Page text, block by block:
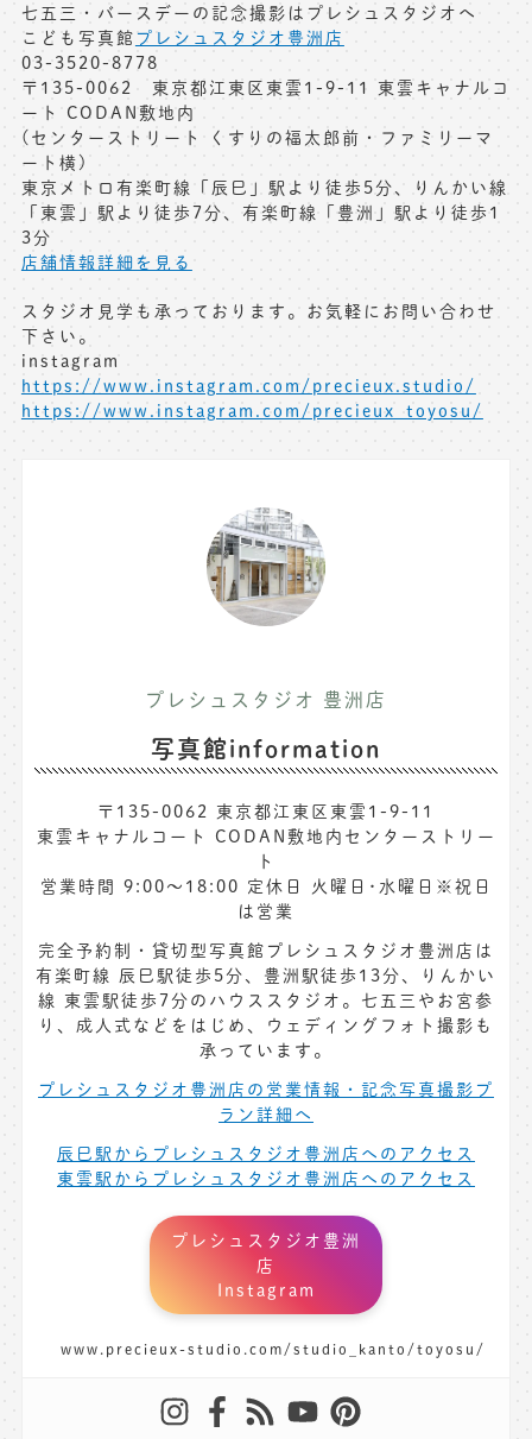
七五三・バースデーの記念撮影はプレシュスタジオへ
こども写真館 プレシュスタジオ豊洲店
03-3520-8778
〒135-0062 東京都江東区東雲1-9-11 東雲キャナルコ
ート CODAN敷地内
(センターストリート くすりの福太郎前・ファミリーマ
ート横)
東京メトロ有楽町線「辰巳」駅より徒歩5分、りんかい線
「東雲」駅より徒歩7分、有楽町線「豊洲」駅より徒歩1
3分
店舗情報詳細を見る
スタジオ見学も承っております。お気軽にお問い合わせ
下さい。
instagram
https://www.instagram.com/precieux.studio/
https://www.instagram.com/precieux_toyosu/
プレシュスタジオ 豊洲店
写真館information
〒135-0062 東京都江東区東雲1-9-11
東雲キャナルコート CODAN敷地内センターストリー
ト
営業時間 9:00〜18:00 定休日 火曜日･水曜日※祝日
は営業
完全予約制・貸切型写真館プレシュスタジオ豊洲店は
有楽町線 辰巳駅徒歩5分、豊洲駅徒歩13分、りんかい
線 東雲駅徒歩7分のハウススタジオ。七五三やお宮参
り、成人式などをはじめ、ウェディングフォト撮影も
承っています。
プレシュスタジオ豊洲店の営業情報・記念写真撮影プ
ラン詳細へ
辰巳駅からプレシュスタジオ豊洲店へのアクセス
東雲駅からプレシュスタジオ豊洲店へのアクセス
プレシュスタジオ豊洲
店
Instagram
www.precieux-studio.com/studio_kanto/toyosu/